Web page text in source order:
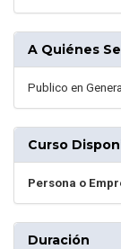
A Quiénes
Publico en General
Curso
Persona o
Duración